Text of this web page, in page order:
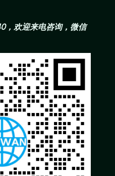
，欢迎来电咨询，微信